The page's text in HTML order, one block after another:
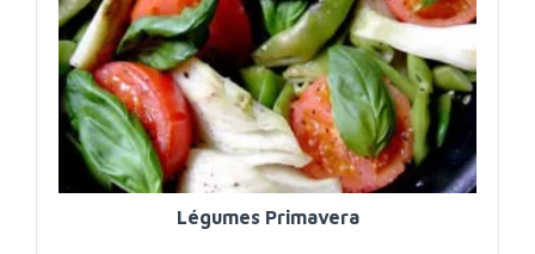
Légumes Primavera